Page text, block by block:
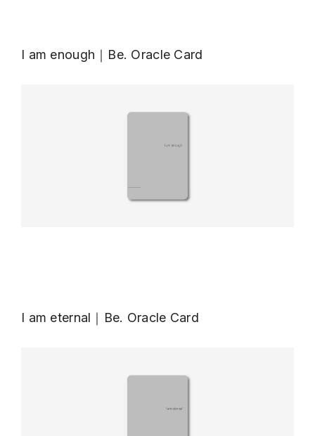
I am enough｜Be. Oracle Card
I am eternal｜Be. Oracle Card